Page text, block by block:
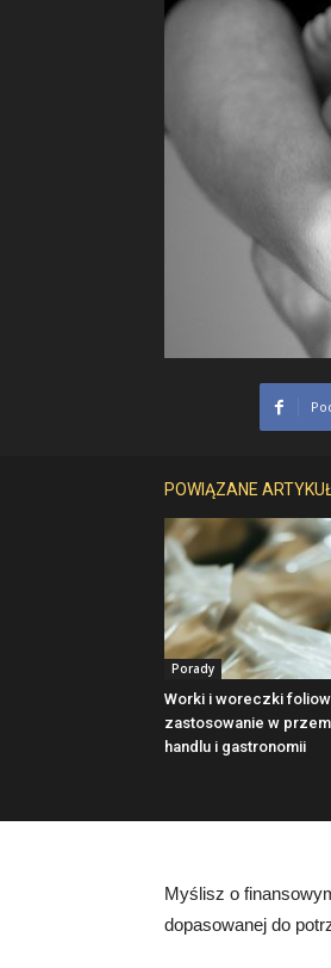
POWIĄZANE
Porady
Worki i woreczki
zastosowanie w
handlu i gastronomii
Myślisz o
dopasowanej do